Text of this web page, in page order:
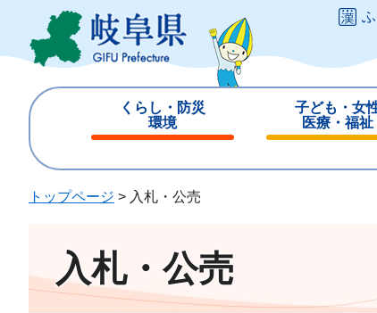
ジ
ュ
くらし・防災
環境
じ
子ども・女
医療・福祉
じ
トップページ > 入札・公売
入札・公売